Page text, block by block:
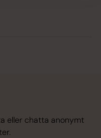
eller chatta anonymt